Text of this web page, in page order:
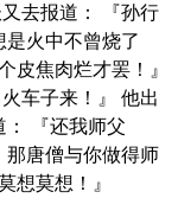
去报道： 『孙行
火中不曾烧了
皮焦肉烂才罢！』
车子来！』 他出
： 『还我师父
那唐僧与你做得师
想莫想！』